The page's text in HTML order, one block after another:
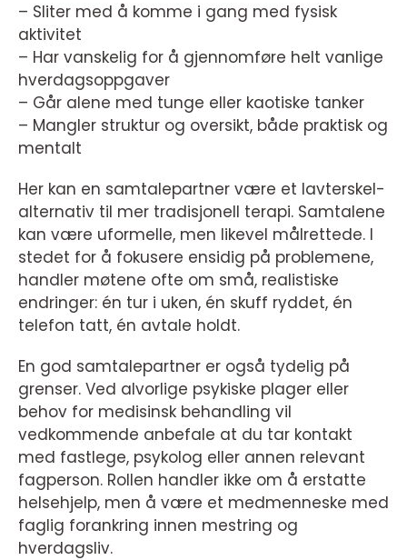
– Sliter med å komme i gang med fysisk
aktivitet
– Har vanskelig for å gjennomføre helt vanlige
hverdagsoppgaver
– Går alene med tunge eller kaotiske tanker
– Mangler struktur og oversikt, både praktisk og
mentalt
Her kan en samtalepartner være et lavterskel-
alternativ til mer tradisjonell terapi. Samtalene
kan være uformelle, men likevel målrettede. I
stedet for å fokusere ensidig på problemene,
handler møtene ofte om små, realistiske
endringer: én tur i uken, én skuff ryddet, én
telefon tatt, én avtale holdt.
En god samtalepartner er også tydelig på
grenser. Ved alvorlige psykiske plager eller
behov for medisinsk behandling vil
vedkommende anbefale at du tar kontakt
med fastlege, psykolog eller annen relevant
fagperson. Rollen handler ikke om å erstatte
helsehjelp, men å være et medmenneske med
faglig forankring innen mestring og
hverdagsliv.